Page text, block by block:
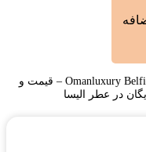
ادکلن عمان لاکچری بلفیور – خرید ادکلن Omanluxury Belfiore – قیمت و
در عطر الیسا